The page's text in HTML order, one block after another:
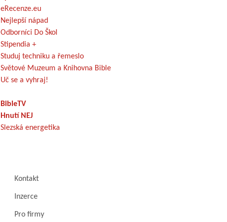
eRecenze.eu
Nejlepší nápad
Odborníci Do Škol
Stipendia +
Studuj techniku a řemeslo
Světové Muzeum a Knihovna Bible
Uč se a vyhraj!
BibleTV
Hnutí NEJ
Slezská energetika
Kontakt
Inzerce
Pro firmy